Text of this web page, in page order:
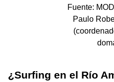
Fuente:
Paulo
¿Surfing en el Río